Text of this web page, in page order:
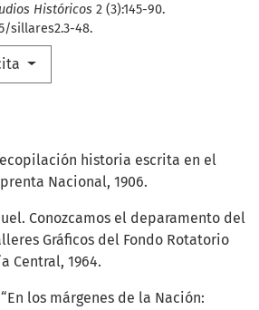
Históricos 2 (3):145-90.
sillares2.3-48.
historia escrita en el
Nacional, 1906.
Conozcamos el deparamento del
Gráficos del Fondo Rotatorio
Central, 1964.
los márgenes de la Nación: